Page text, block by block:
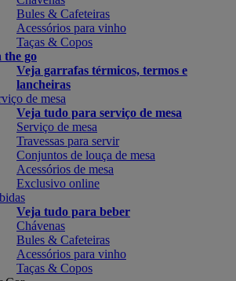
Bules & Cafeteiras
Acessórios para vinho
Taças & Copos
the go
Veja garrafas térmicos, termos e
lancheiras
de mesa
Veja tudo para serviço de mesa
Serviço de mesa
Travessas para servir
Conjuntos de louça de mesa
Acessórios de mesa
Exclusivo online
Veja tudo para beber
Chávenas
Bules & Cafeteiras
Acessórios para vinho
Taças & Copos